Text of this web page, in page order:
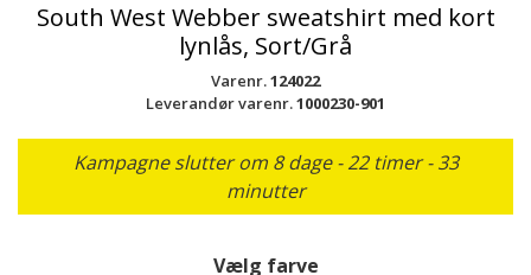
South West Webber sweatshirt med kort
lynlås, Sort/Grå
Varenr.124022
Leverandør varenr.1000230-901
Kampagne slutter om 8 dage - 22 timer - 33
minutter
Vælg farve